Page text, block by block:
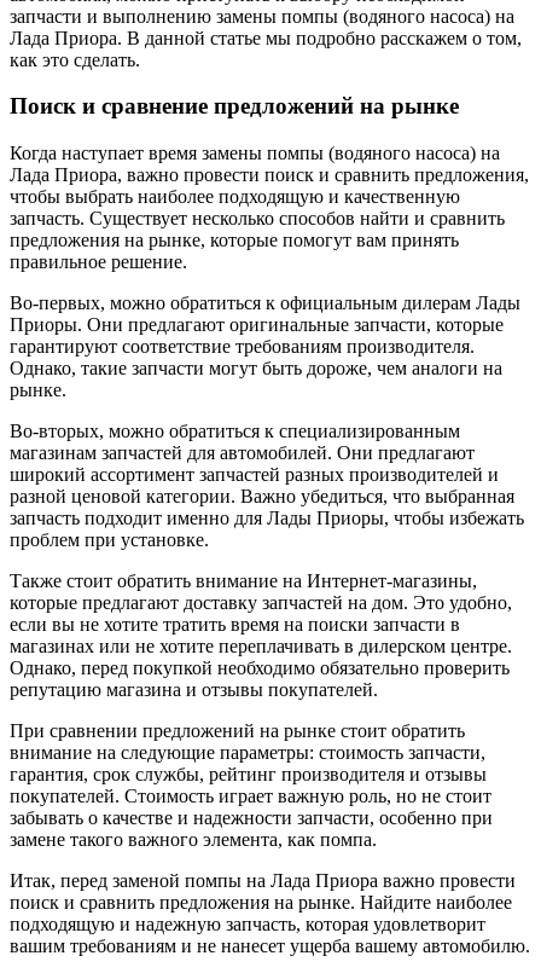
запчасти и выполнению замены помпы (водяного насоса) на
Лада Приора. В данной статье мы подробно расскажем о том,
как это сделать.
Поиск и сравнение предложений на рынке
Когда наступает время замены помпы (водяного насоса) на
Лада Приора, важно провести поиск и сравнить предложения,
чтобы выбрать наиболее подходящую и качественную
запчасть. Существует несколько способов найти и сравнить
предложения на рынке, которые помогут вам принять
правильное решение.
Во-первых, можно обратиться к официальным дилерам Лады
Приоры. Они предлагают оригинальные запчасти, которые
гарантируют соответствие требованиям производителя.
Однако, такие запчасти могут быть дороже, чем аналоги на
рынке.
Во-вторых, можно обратиться к специализированным
магазинам запчастей для автомобилей. Они предлагают
широкий ассортимент запчастей разных производителей и
разной ценовой категории. Важно убедиться, что выбранная
запчасть подходит именно для Лады Приоры, чтобы избежать
проблем при установке.
Также стоит обратить внимание на Интернет-магазины,
которые предлагают доставку запчастей на дом. Это удобно,
если вы не хотите тратить время на поиски запчасти в
магазинах или не хотите переплачивать в дилерском центре.
Однако, перед покупкой необходимо обязательно проверить
репутацию магазина и отзывы покупателей.
При сравнении предложений на рынке стоит обратить
внимание на следующие параметры: стоимость запчасти,
гарантия, срок службы, рейтинг производителя и отзывы
покупателей. Стоимость играет важную роль, но не стоит
забывать о качестве и надежности запчасти, особенно при
замене такого важного элемента, как помпа.
Итак, перед заменой помпы на Лада Приора важно провести
поиск и сравнить предложения на рынке. Найдите наиболее
подходящую и надежную запчасть, которая удовлетворит
вашим требованиям и не нанесет ущерба вашему автомобилю.